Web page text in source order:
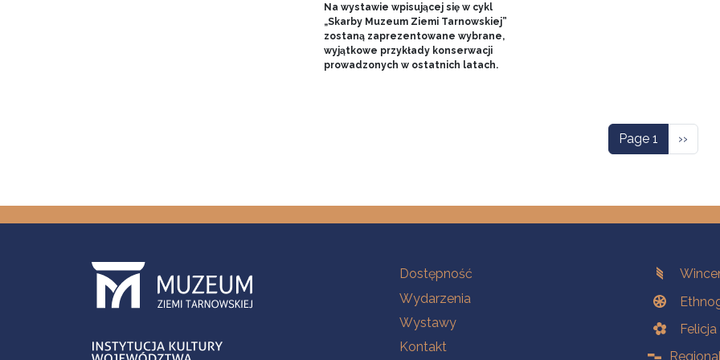
Na wystawie wpisującej się w cykl
„Skarby Muzeum Ziemi Tarnowskiej”
zostaną zaprezentowane wybrane,
wyjątkowe przykłady konserwacji
prowadzonych w ostatnich latach.
Page 1 Next
››
Na skróty.
Dostępność
Wydarzenia
Wystawy
Kontakt
Branches